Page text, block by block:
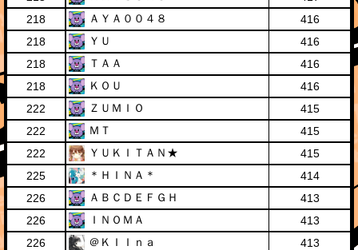
218
ＡＹＡ００４８
416
218
ＹＵ
416
218
ＴＡＡ
416
218
ＫＯＵ
416
222
ＺＵＭＩＯ
415
222
ＭＴ
415
222
ＹＵＫＩＴＡＮ★
415
225
＊ＨＩＮＡ＊
414
226
ＡＢＣＤＥＦＧＨ
413
226
ＩＮＯＭＡ
413
226
＠ＫＩＩｎａ
413